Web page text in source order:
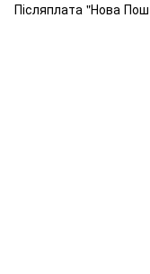
Післяплата "Нова